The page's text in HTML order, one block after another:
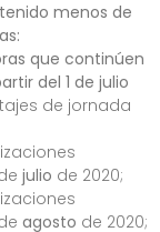
menos de
que continúen
del 1 de julio
de jornada
julio de 2020;
agosto de 2020;